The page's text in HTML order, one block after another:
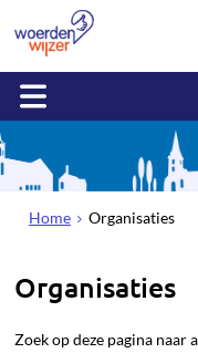
Home Organisaties
Organisaties
Zoek op deze pagina